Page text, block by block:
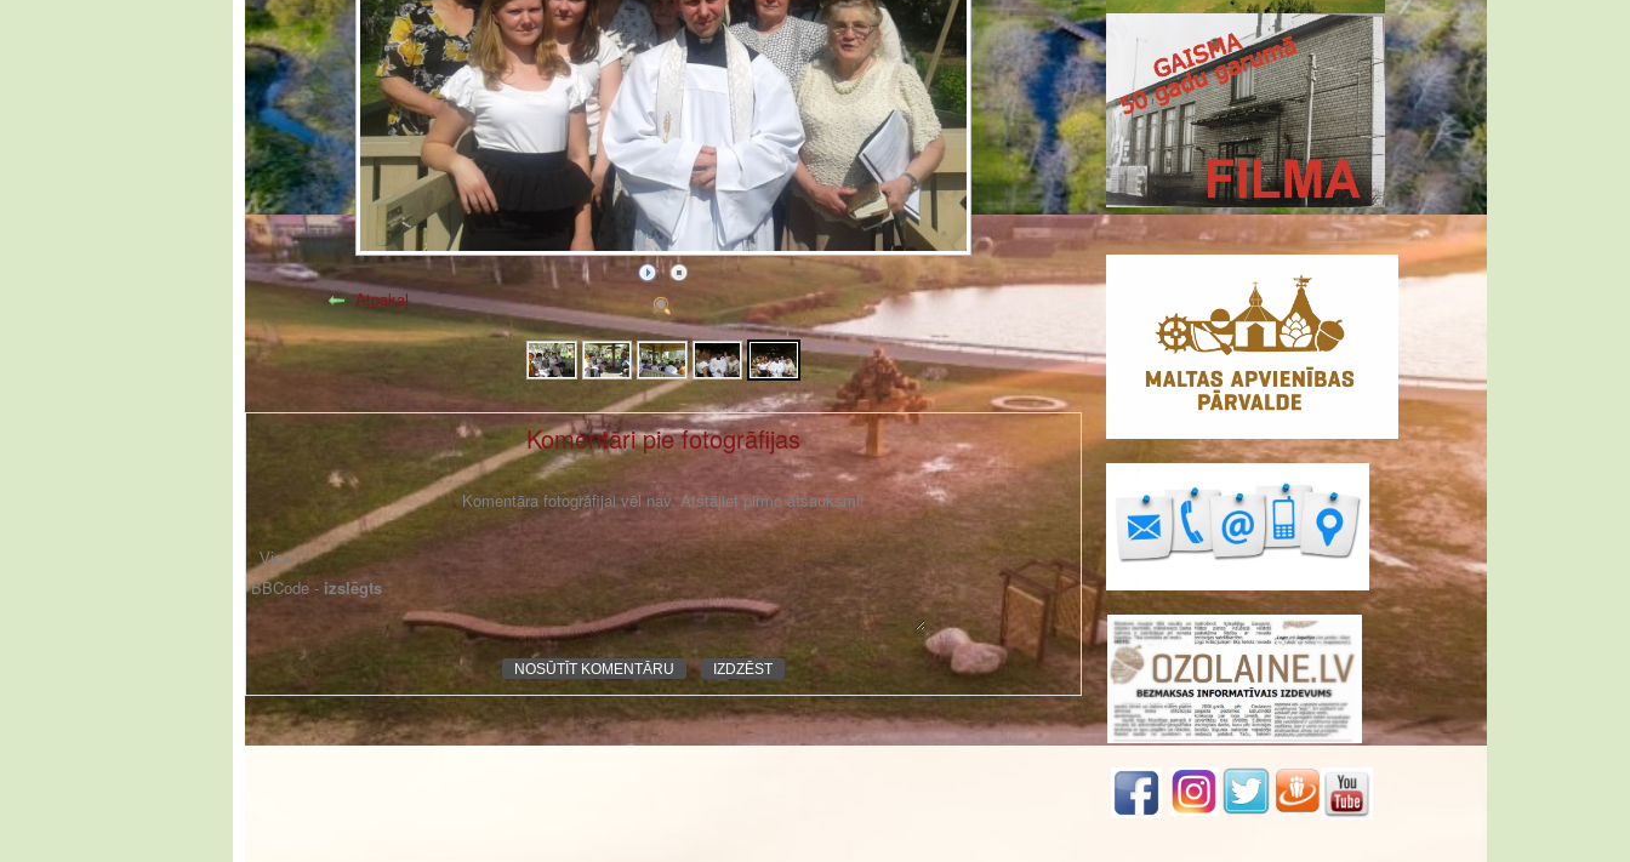
Atpakaļ
Komentāri pie fotogrāfijas
Komentāra fotogrāfijai vēl nav. Atstājiet pirmo atsauksmi!
BBCode - izslēgts